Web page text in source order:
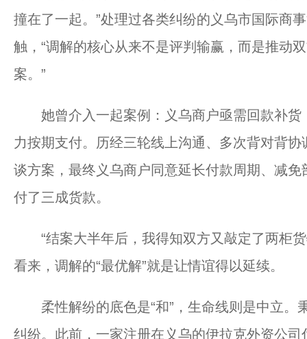
撞在了一起。”处理过各类纠纷的义乌市国际商
触，“调解的核心从来不是评判输赢，而是推动
案。”
她曾介入一起案例：义乌商户亟需回款补货
力按期支付。历经三轮线上沟通、多次背对背
谈方案，最终义乌商户同意延长付款周期、减
付了三成货款。
“结案大半年后，我得知双方又敲定了两柜货
看来，调解的“最优解”就是让情谊得以延续。
柔性解纷的底色是“和”，生命线则是中立。
纠纷。此前，一家注册在义乌的伊拉克外资公